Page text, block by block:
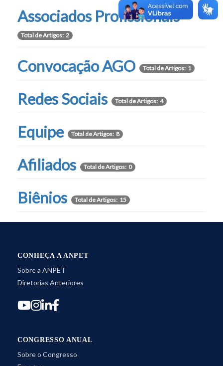
Associados Profissionais
Total de Artigos: 2
Convocação AGO Total de Artigos: 1
Redes Sociais Total de Artigos: 4
Equipe Total de Artigos: 8
Afiliados Total de Artigos: 0
Biênios Total de Artigos: 15
CONHEÇA A ANPET
Sobre a ANPET
Diretorias Anteriores
CONGRESSO ANUAL
Sobre o Congresso